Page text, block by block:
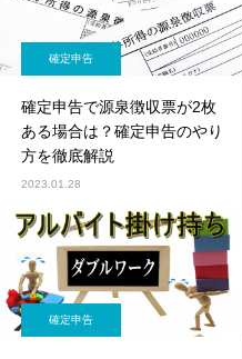
確定申告
確定申告で源泉徴収票が2枚
ある場合は？確定申告のやり
方を徹底解説
2023.01.28
確定申告